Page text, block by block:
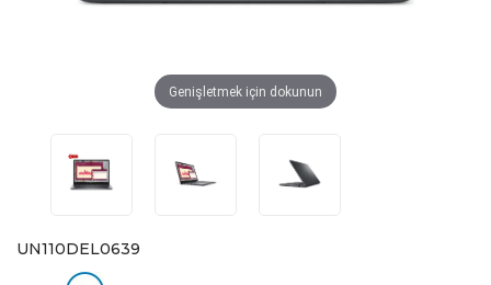
Genişletmek için dokunun
UN110DEL0639